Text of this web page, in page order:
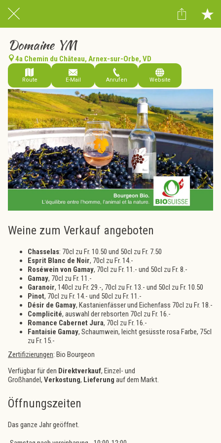
Domaine YM
4a Chemin du Château, Arnex-sur-Orbe, VD
Route E-Mail Anrufen Website
Weine zum Verkauf angeboten
Chasselas: 70cl zu Fr. 10.50 und 50cl zu Fr. 7.50
Esprit Blanc de Noir, 70cl zu Fr. 14.-
Roséwein von Gamay, 70cl zu Fr. 11.- und 50cl zu Fr. 8.-
Gamay, 70cl zu Fr. 11.-
Garanoir, 140cl zu Fr. 29.-, 70cl zu Fr. 13.- und 50cl zu Fr. 10.50
Pinot, 70cl zu Fr. 14.- und 50cl zu Fr. 11.-
Désir de Gamay, Kastanienfässer und Eichenfass 70cl zu Fr. 18.-
Complicité, auswahl der rebsorten 70cl zu Fr. 16.-
Romance Cabernet Jura, 70cl zu Fr. 16.-
Fantaisie Gamay, Schaumwein, leicht gesüsste rosa Farbe, 75cl
zu Fr. 15.-
Zertifizierungen: Bio Bourgeon
Verfügbar für den Direktverkauf, Einzel- und
Großhandel, Verkostung, Lieferung auf dem Markt.
Öffnungszeiten
Das ganze Jahr geöffnet.